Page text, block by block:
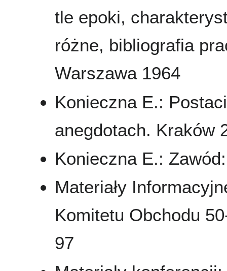
tle epoki,
różne, bibliografia
Warszawa 1964
Konieczna E.:
anegdotach. Kraków
Konieczna E.:
Materiały
Komitetu Obchodu
97